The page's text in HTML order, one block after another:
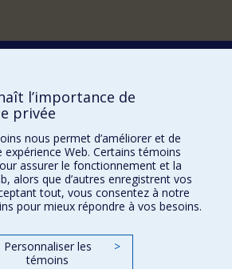
SCIENCES
l’importance de
privée
nous permet d’améliorer et de
Web. Certains témoins
assurer le fonctionnement et la
alors que d’autres enregistrent vos
tout, vous consentez à notre
pour mieux répondre à vos besoins.
Personnaliser les
témoins
>